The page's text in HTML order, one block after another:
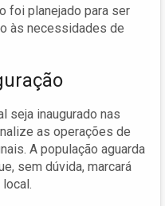
foi planejado para ser
às necessidades de
seja inaugurado nas
as operações de
A população aguarda
sem dúvida, marcará